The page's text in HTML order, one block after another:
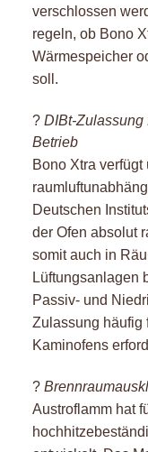
verschlossen
regeln, ob Bono
Wärmespeicher
soll.
? DIBt-Zulassung
Betrieb
Bono Xtra verfügt
Deutschen
der Ofen absolut
somit auch in
Lüftungsanlagen
Passiv- und
Zulassung häufig
Kaminofens
?
Austroflamm hat